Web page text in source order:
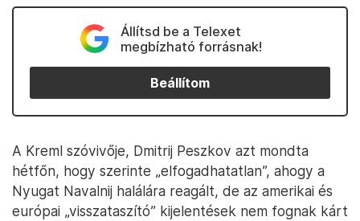
Állítsd be a Telexet
megbízható forrásnak!
Beállítom
A Kreml szóvivője, Dmitrij Peszkov azt mondta
hétfőn, hogy szerinte „elfogadhatatlan”, ahogy a
Nyugat Navalnij halálára reagált, de az amerikai és
európai „visszataszító” kijelentések nem fognak kárt